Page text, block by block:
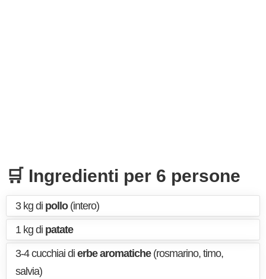
🛒 Ingredienti per 6 persone
3 kg di pollo(intero)
1 kg di patate
3-4 cucchiai di erbe aromatiche(rosmarino, timo,
salvia)